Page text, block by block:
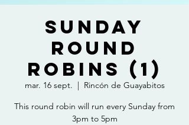
Sunday
Round
Robins (1)
mar. 16 sept.
  |
Rincón de Guayabitos
This round robin will run every Sunday from
3pm to 5pm